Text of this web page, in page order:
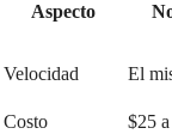
Aspecto
Velocidad El
Costo
$25